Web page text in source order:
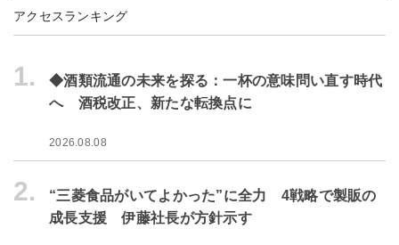
アクセスランキング
1.
◆酒類流通の未来を探る：一杯の意味問い直す時代
へ 酒税改正、新たな転換点に
2026.08.08
2.
“三菱食品がいてよかった”に全力 4戦略で製販の
成長支援 伊藤社長が方針示す